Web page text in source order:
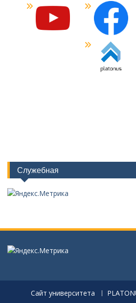
Служебная
Сайт университета